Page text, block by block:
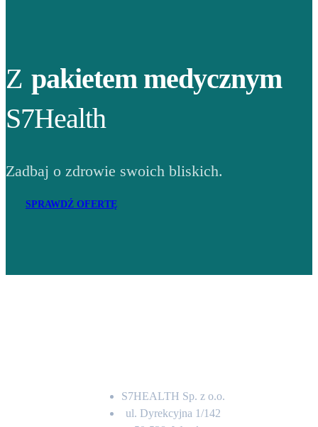
Z pakietem medycznym
S7Health
Zadbaj o zdrowie swoich bliskich.
SPRAWDŹ OFERTĘ
S7HEALTH Sp. z o.o.
ul. Dyrekcyjna 1/142